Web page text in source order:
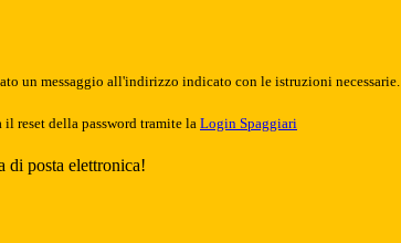
un messaggio all'indirizzo indicato con le istruzioni necessarie.
reset della password tramite la Login Spaggiari
di posta elettronica!